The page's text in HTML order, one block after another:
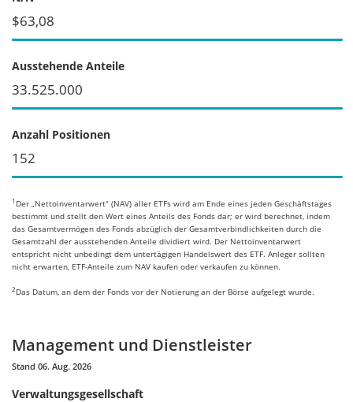
$63,08
Ausstehende Anteile
33.525.000
Anzahl Positionen
152
1 Der „Nettoinventarwert“ (NAV) aller ETFs wird am Ende eines jeden Geschäftstages
bestimmt und stellt den Wert eines Anteils des Fonds dar; er wird berechnet, indem
das Gesamtvermögen des Fonds abzüglich der Gesamtverbindlichkeiten durch die
Gesamtzahl der ausstehenden Anteile dividiert wird. Der Nettoinventarwert
entspricht nicht unbedingt dem untertägigen Handelswert des ETF. Anleger sollten
nicht erwarten, ETF-Anteile zum NAV kaufen oder verkaufen zu können.
2 Das Datum, an dem der Fonds vor der Notierung an der Börse aufgelegt wurde.
Management und Dienstleister
Stand 06. Aug. 2026
Verwaltungsgesellschaft